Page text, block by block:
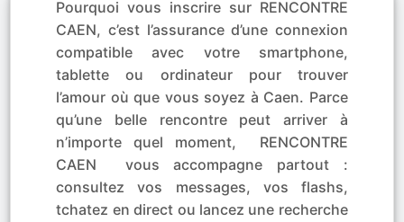
Pourquoi vous inscrire sur RENCONTRE
CAEN, c’est l’assurance d’une connexion
compatible avec votre smartphone,
tablette ou ordinateur pour trouver
l’amour où que vous soyez à Caen. Parce
qu’une belle rencontre peut arriver à
n’importe quel moment, RENCONTRE
CAEN vous accompagne partout :
consultez vos messages, vos flashs,
tchatez en direct ou lancez une recherche